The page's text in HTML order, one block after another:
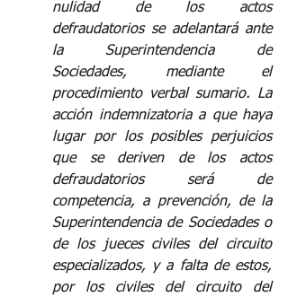
nulidad de los actos
defraudatorios se adelantará ante
la Superintendencia de
Sociedades, mediante el
procedimiento verbal sumario. La
acción indemnizatoria a que haya
lugar por los posibles perjuicios
que se deriven de los actos
defraudatorios será de
competencia, a prevención, de la
Superintendencia de Sociedades o
de los jueces civiles del circuito
especializados, y a falta de estos,
por los civiles del circuito del